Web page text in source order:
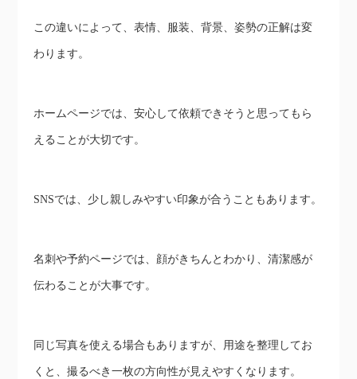
この違いによって、表情、服装、背景、姿勢の正解は変
わります。
ホームページでは、安心して依頼できそうと思ってもら
えることが大切です。
SNSでは、少し親しみやすい印象が合うこともあります。
名刺や予約ページでは、顔がきちんとわかり、清潔感が
伝わることが大事です。
同じ写真を使える場合もありますが、用途を整理してお
くと、撮るべき一枚の方向性が見えやすくなります。